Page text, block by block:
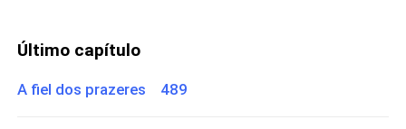
Último capítulo
A fiel dos prazeres 489